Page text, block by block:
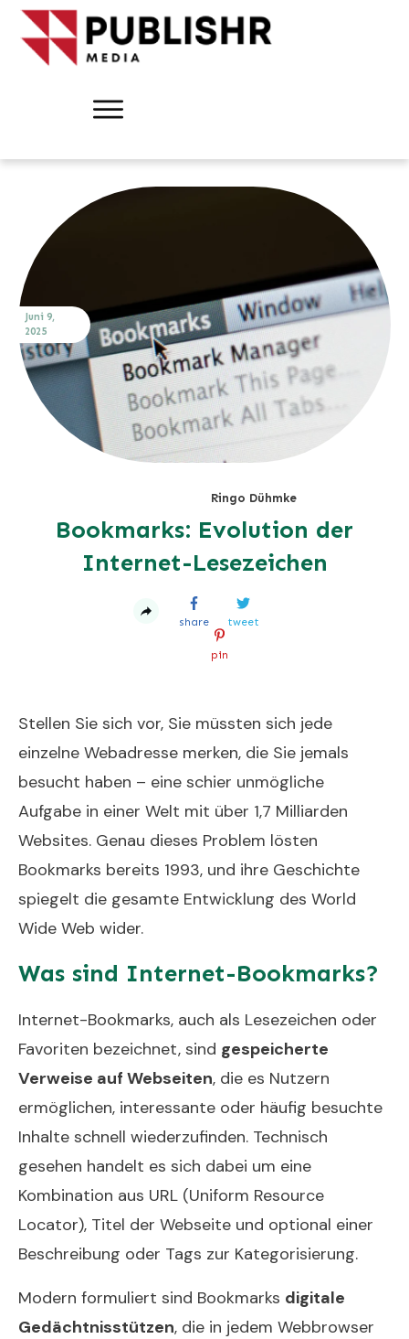
Juni 9,
2025
Ringo Dühmke
Bookmarks: Evolution der
Internet-Lesezeichen
share tweet
pin
Stellen Sie sich vor, Sie müssten sich jede
einzelne Webadresse merken, die Sie jemals
besucht haben – eine schier unmögliche
Aufgabe in einer Welt mit über 1,7 Milliarden
Websites. Genau dieses Problem lösten
Bookmarks bereits 1993, und ihre Geschichte
spiegelt die gesamte Entwicklung des World
Wide Web wider.
Was sind Internet-Bookmarks?
Internet-Bookmarks, auch als Lesezeichen oder
Favoriten bezeichnet, sind gespeicherte
Verweise auf Webseiten, die es Nutzern
ermöglichen, interessante oder häufig besuchte
Inhalte schnell wiederzufinden. Technisch
gesehen handelt es sich dabei um eine
Kombination aus URL (Uniform Resource
Locator), Titel der Webseite und optional einer
Beschreibung oder Tags zur Kategorisierung.
Modern formuliert sind Bookmarks digitale
Gedächtnisstützen, die in jedem Webbrowser